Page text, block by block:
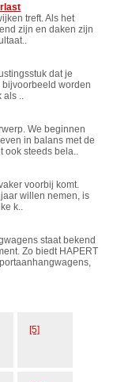
treft. Als het
zijn en daken zijn
dat je
bijvoorbeeld worden
als ..
We beginnen
in balans met de
ook steeds bela..
voorbij komt.
willen nemen, is
k..
staat bekend
Zo biedt HAPERT
[5]